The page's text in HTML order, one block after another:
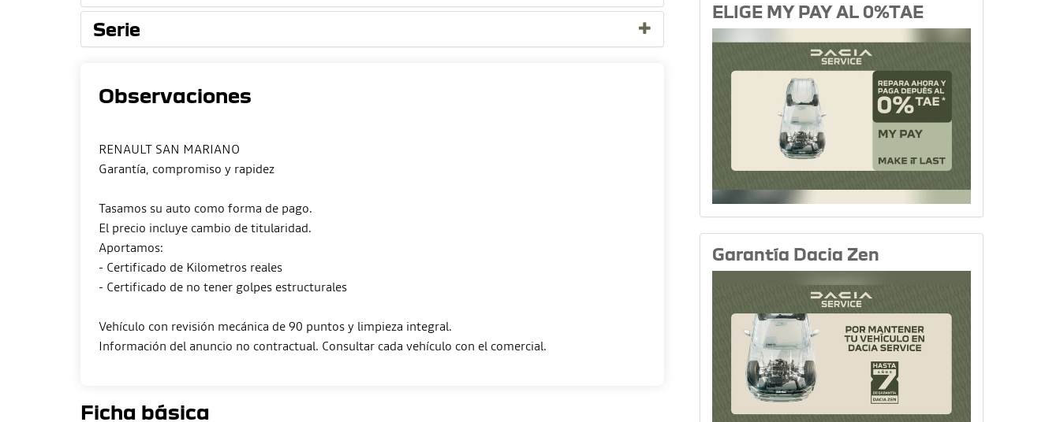
Serie
Observaciones
RENAULT SAN MARIANO
Garantía, compromiso y rapidez
Tasamos su auto como forma de pago.
El precio incluye cambio de titularidad.
Aportamos:
- Certificado de Kilometros reales
- Certificado de no tener golpes estructurales
Vehículo con revisión mecánica de 90 puntos y limpieza integral.
Ficha básica
ELIGE MY PAY AL 0%TAE
Garantía Dacia Zen